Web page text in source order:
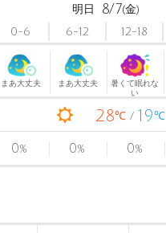
明日 8/7(金)
0-6
6-12 12-18
まあ大丈夫 まあ大丈夫
暑くて眠れな
い
28℃ 19℃
0% 0% 0%